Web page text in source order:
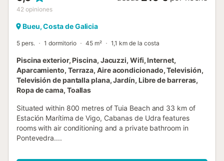
42 opiniones
Bueu, Costa de Galicia
5 pers. 1 dormitorio 45 m² 1,1 km de la costa
Piscina exterior, Piscina, Jacuzzi, Wifi, Internet,
Aparcamiento, Terraza, Aire acondicionado, Televisión,
Televisión de pantalla plana, Jardín, Libre de barreras,
Ropa de cama, Toallas
Situated within 800 metres of Tuia Beach and 33 km of
Estación Marítima de Vigo, Cabanas de Udra features
rooms with air conditioning and a private bathroom in
Pontevedra....